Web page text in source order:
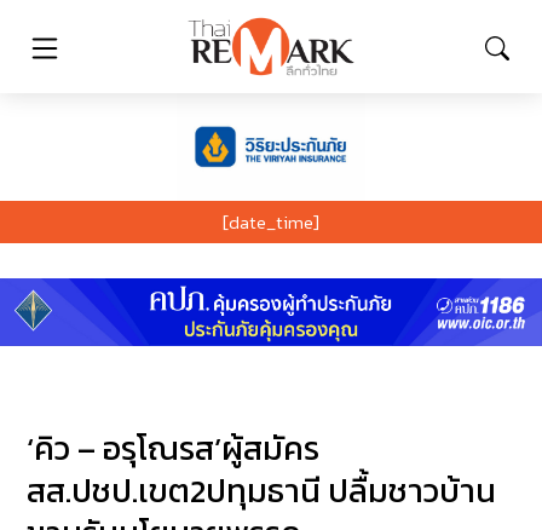
[date_time]
‘คิว – อรุโณรส’ผู้สมัคร
สส.ปชป.เขต2ปทุมธานี ปลื้มชาวบ้าน